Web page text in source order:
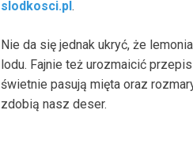
slodkosci.pl.
Nie da się jednak ukryć, że
lodu. Fajnie też urozmaicić
świetnie pasują mięta oraz
zdobią nasz deser.